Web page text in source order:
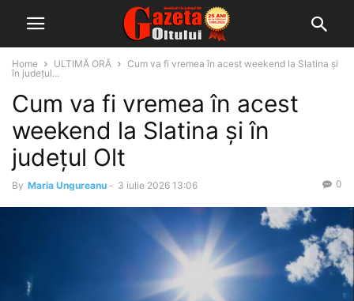
Home ULTIMĂ ORĂ
Cum va fi vremea în acest weekend la Slatina și
în județul...
Cum va fi vremea în acest
weekend la Slatina și în
județul Olt
By Maria Ungureanu - 3 iulie 2026 13:06 0